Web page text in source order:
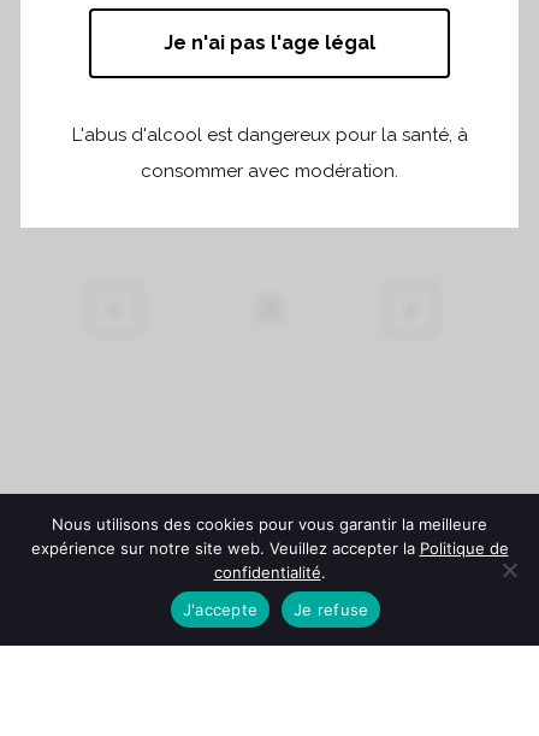
condimentum at, laoreet mattis, massa.
Sed eleifend nonummy diam. Praesent
posuere sit amet, nibh. Duis tincidunt
lectus quis dui viverra vestibulum.
© Château Fonroque -Mentions légales
confidentialité-Conditions Générales de Vente
Je n'ai pas l'age légal
L'abus d'alcool est dangereux pour la santé, à
consommer avec modération.
Nous utilisons des cookies pour vous garantir la meilleure
expérience sur notre site web. Veuillez accepter la Politique de
confidentialité.
J'accepte
Je refuse